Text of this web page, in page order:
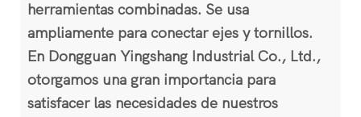
herramientas combinadas. Se usa
ampliamente para conectar ejes y tornillos.
En Dongguan Yingshang Industrial Co., Ltd.,
otorgamos una gran importancia para
satisfacer las necesidades de nuestros